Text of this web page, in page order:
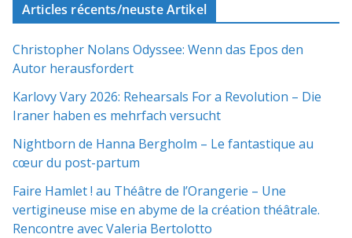
Articles récents/neuste Artikel
Christopher Nolans Odyssee: Wenn das Epos den
Autor herausfordert
Karlovy Vary 2026: Rehearsals For a Revolution – Die
Iraner haben es mehrfach versucht
Nightborn de Hanna Bergholm – Le fantastique au
cœur du post-partum
Faire Hamlet ! au Théâtre de l’Orangerie – Une
vertigineuse mise en abyme de la création théâtrale.
Rencontre avec Valeria Bertolotto